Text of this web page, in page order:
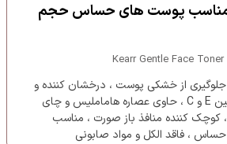
مناسب پوست های حساس حجم
Kearr Gentle Face
از خشکی پوست ، درخشان کننده و
شفاف کننده ، حاوی ویتامین E و C ، حاوی عصاره هاماملیس و چای
کوچک کننده منافذ باز صورت ، مناسب
، فاقد الکل و مواد صابونی